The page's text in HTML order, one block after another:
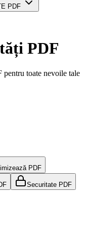
PDF
PDF
pentru toate nevoile tale
PDF
Securitate PDF